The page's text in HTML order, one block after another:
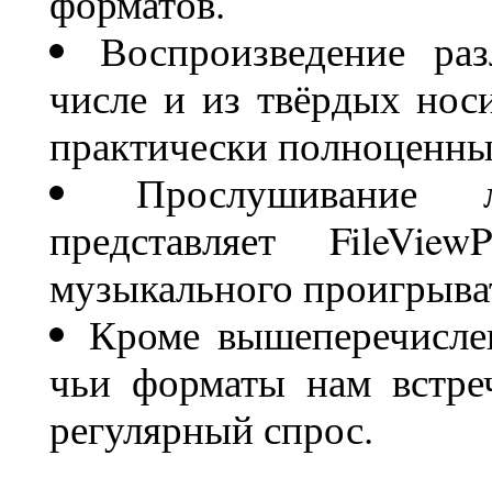
Воспроизведение
числе и из твёрдых
практически
представляет
музыкального
Кроме
чьи форматы нам
регулярный спрос.